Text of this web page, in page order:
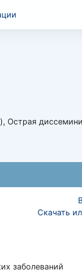
Острая
Скачать
заболеваний